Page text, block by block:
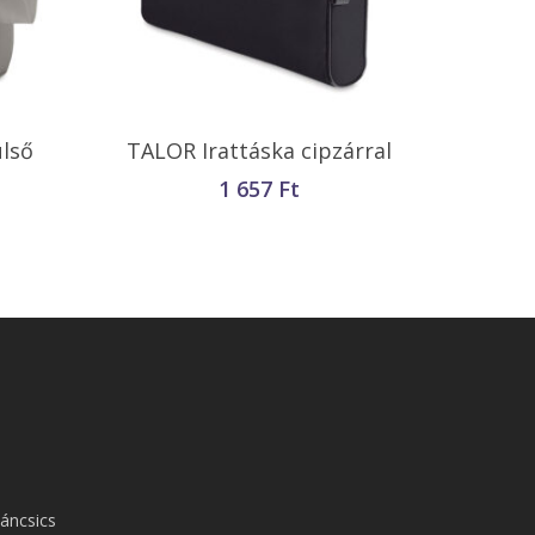
Kosárba Teszem
TALOR Irattáska cipzárral
1 657 Ft